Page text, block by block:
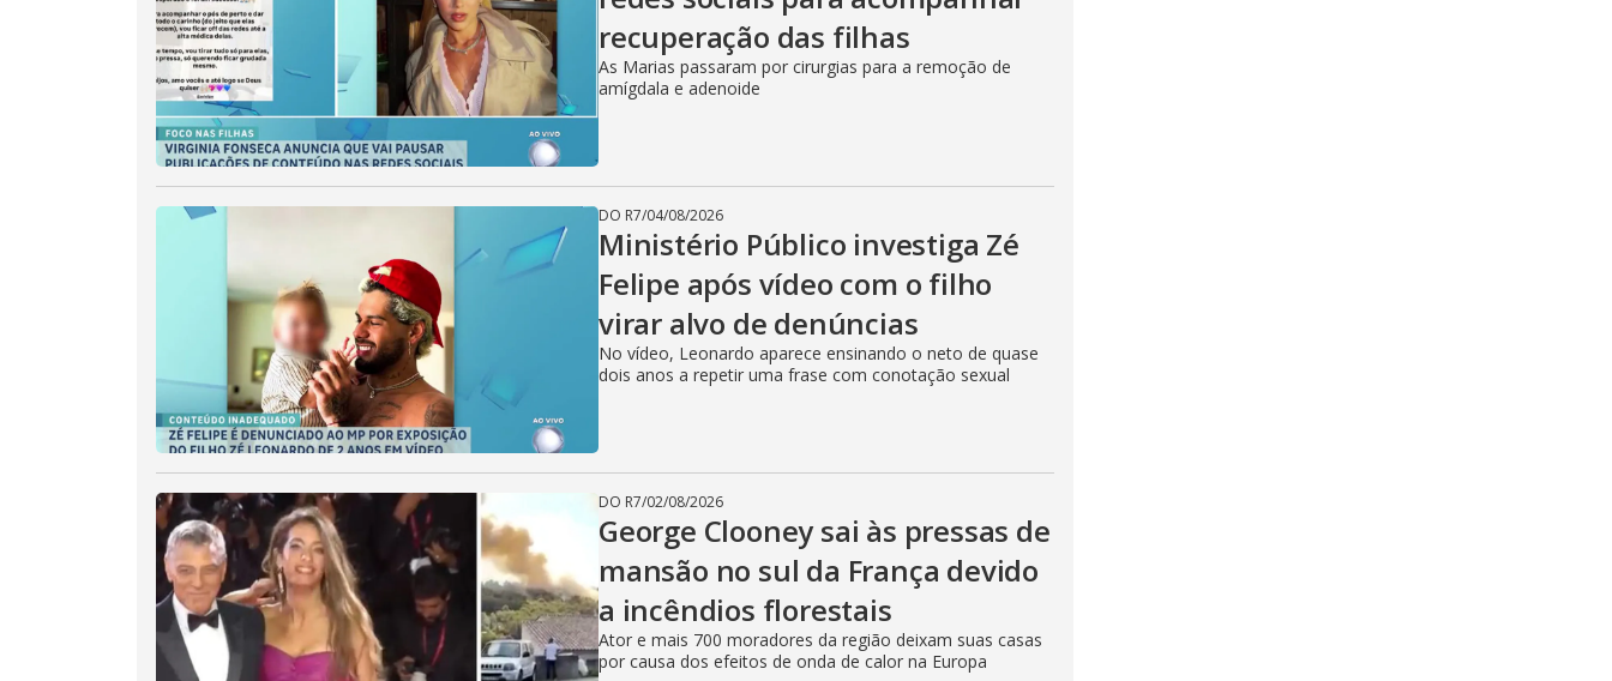
recuperação das filhas
As Marias passaram por cirurgias para a remoção de
amígdala e adenoide
DO R7/04/08/2026
Ministério Público investiga Zé
Felipe após vídeo com o filho
virar alvo de denúncias
No vídeo, Leonardo aparece ensinando o neto de quase
dois anos a repetir uma frase com conotação sexual
DO R7/02/08/2026
George Clooney sai às pressas de
mansão no sul da França devido
a incêndios florestais
Ator e mais 700 moradores da região deixam suas casas
por causa dos efeitos de onda de calor na Europa